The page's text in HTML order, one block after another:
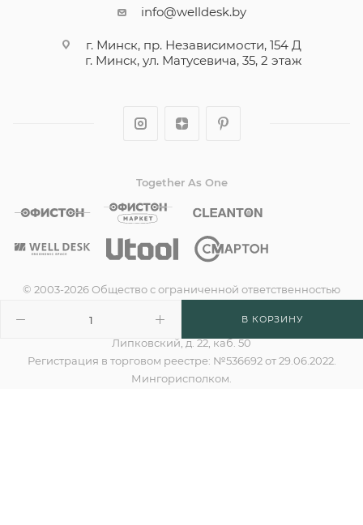
В КОРЗИНУ
info@welldesk.by
г. Минск, пр. Независимости, 154 Д
г. Минск, ул. Матусевича, 35, 2 этаж
Together As One
© 2003-2026 Общество с ограниченной ответственностью
УНП 190635842, Юридический адрес: 220138, г. Минск, пер.
Липковский, д. 22, каб. 50
Регистрация в торговом реестре: №536692 от 29.06.2022.
Мингорисполком.